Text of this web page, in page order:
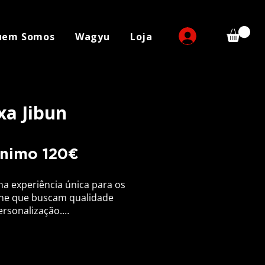
Somos Wagyu Loja
120€
experiência única para os
que buscam qualidade
Jibun